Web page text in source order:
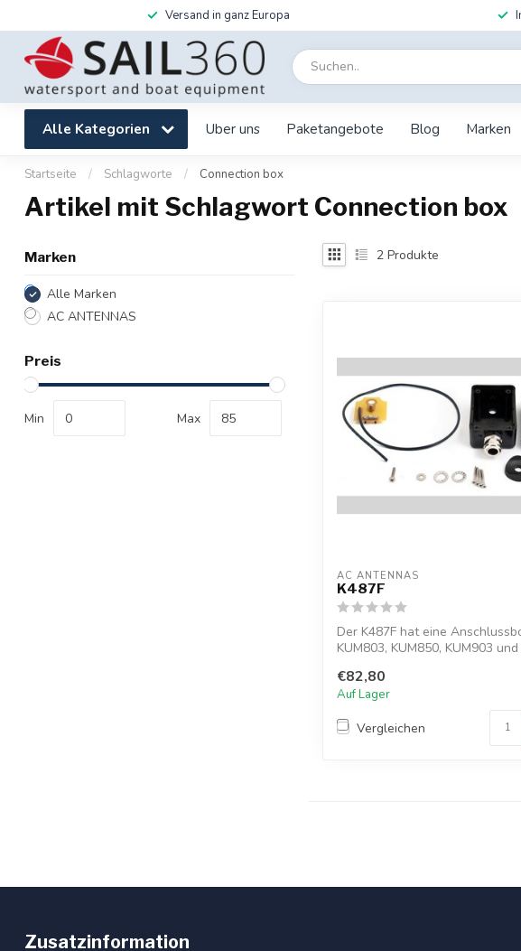
Versand in ganz Europa
Alle Kategorien Uber uns Paketangebote Blog Marken
Startseite / Schlagworte / Connection box
Artikel mit Schlagwort Connection box
Marken
Alle Marken
AC ANTENNAS
Preis
Min Max
2 Produkte
AC ANTENNAS
K487F
Der K487F hat eine
KUM803, KUM850, KUM903
€82,80
Auf Lager
Vergleichen
Zusatzinformation